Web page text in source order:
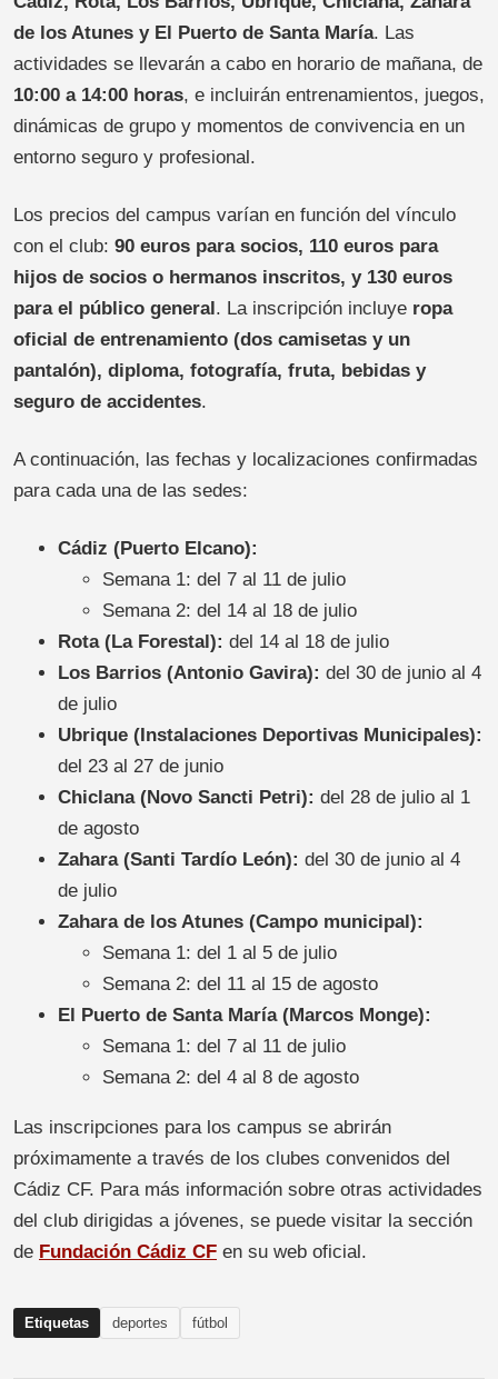
de los Atunes y El Puerto de Santa María. Las
actividades se llevarán a cabo en horario de mañana, de
10:00 a 14:00 horas, e incluirán entrenamientos, juegos,
dinámicas de grupo y momentos de convivencia en un
entorno seguro y profesional.
Los precios del campus varían en función del vínculo
con el club: 90 euros para socios, 110 euros para
hijos de socios o hermanos inscritos, y 130 euros
para el público general. La inscripción incluye ropa
oficial de entrenamiento (dos camisetas y un
pantalón), diploma, fotografía, fruta, bebidas y
seguro de accidentes.
A continuación, las fechas y localizaciones confirmadas
para cada una de las sedes:
Cádiz (Puerto Elcano):
Semana 1: del 7 al 11 de julio
Semana 2: del 14 al 18 de julio
Rota (La Forestal): del 14 al 18 de julio
Los Barrios (Antonio Gavira): del 30 de junio al 4
de julio
Ubrique (Instalaciones Deportivas Municipales):
del 23 al 27 de junio
Chiclana (Novo Sancti Petri): del 28 de julio al 1
de agosto
Zahara (Santi Tardío León): del 30 de junio al 4
de julio
Zahara de los Atunes (Campo municipal):
Semana 1: del 1 al 5 de julio
Semana 2: del 11 al 15 de agosto
El Puerto de Santa María (Marcos Monge):
Semana 1: del 7 al 11 de julio
Semana 2: del 4 al 8 de agosto
Las inscripciones para los campus se abrirán
próximamente a través de los clubes convenidos del
Cádiz CF. Para más información sobre otras actividades
del club dirigidas a jóvenes, se puede visitar la sección
de Fundación Cádiz CF en su web oficial.
Etiquetas deportes fútbol